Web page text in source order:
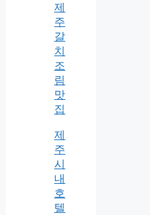
제
주
갈
치
조
림
맛
집
제
주
시
내
호
텔